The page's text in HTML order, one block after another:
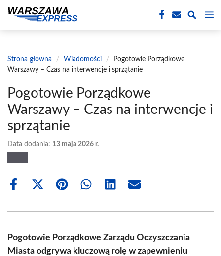
treści
Strona główna / Wiadomości /
Pogotowie Porządkowe
Warszawy – Czas na interwencje i sprzątanie
Pogotowie Porządkowe
Warszawy – Czas na interwencje i
sprzątanie
Data dodania: 13 maja 2026 r.
Share
Share
(Twitter)
Share Share Share Share
Pogotowie Porządkowe Zarządu Oczyszczania
Miasta odgrywa kluczową rolę w zapewnieniu